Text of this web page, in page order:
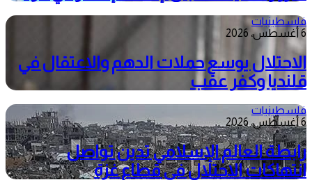
فلسطينيات
6 أغسطس، 2026
الاحتلال يوسع حملات الدهم والاعتقال في
قلنديا وكفر عقب
فلسطينيات
6 أغسطس، 2026
رابطة العالم الإسلامي تدين تواصل
انتهاكات الاحتلال في قطاع غزة